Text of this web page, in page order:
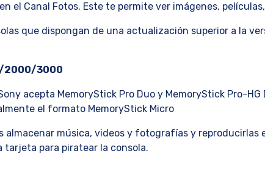
el Canal Fotos. Este te permite ver imágenes,
que dispongan de una actualización superior a la
2000/3000
acepta MemoryStick Pro Duo y MemoryStick Pro-
el formato MemoryStick Micro
almacenar música, videos y fotografías y reproducirlas
tarjeta para piratear la consola.